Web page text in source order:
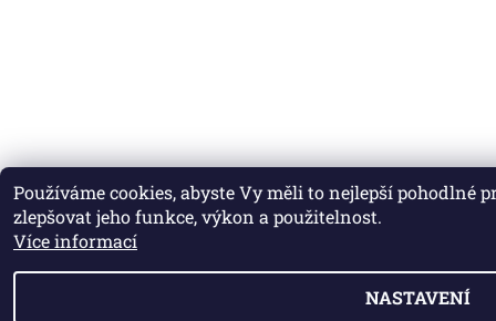
Používáme cookies, abyste Vy měli to nejlepší pohodlné
zlepšovat jeho funkce, výkon a použitelnost.
Více informací
NASTAVENÍ